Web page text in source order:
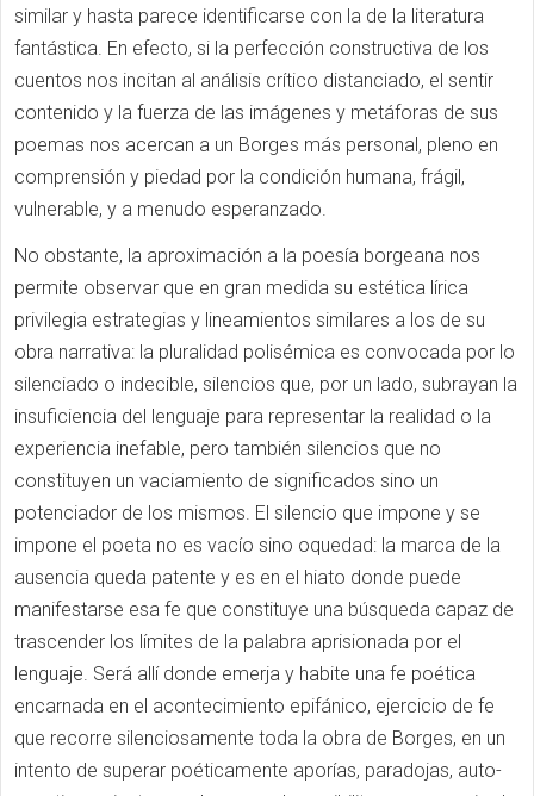
similar y hasta parece identificarse con la de la literatura
fantástica. En efecto, si la perfección constructiva de los
cuentos nos incitan al análisis crítico distanciado, el sentir
contenido y la fuerza de las imágenes y metáforas de sus
poemas nos acercan a un Borges más personal, pleno en
comprensión y piedad por la condición humana, frágil,
vulnerable, y a menudo esperanzado.
No obstante, la aproximación a la poesía borgeana nos
permite observar que en gran medida su estética lírica
privilegia estrategias y lineamientos similares a los de su
obra narrativa: la pluralidad polisémica es convocada por lo
silenciado o indecible, silencios que, por un lado, subrayan la
insuficiencia del lenguaje para representar la realidad o la
experiencia inefable, pero también silencios que no
constituyen un vaciamiento de significados sino un
potenciador de los mismos. El silencio que impone y se
impone el poeta no es vacío sino oquedad: la marca de la
ausencia queda patente y es en el hiato donde puede
manifestarse esa fe que constituye una búsqueda capaz de
trascender los límites de la palabra aprisionada por el
lenguaje. Será allí donde emerja y habite una fe poética
encarnada en el acontecimiento epifánico, ejercicio de fe
que recorre silenciosamente toda la obra de Borges, en un
intento de superar poéticamente aporías, paradojas, auto-